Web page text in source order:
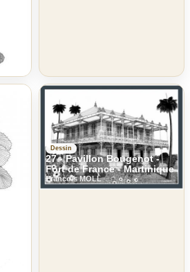
Dessin
27 - Pavillon Bougenot -
Fort de France - Martinique
Francois MOLL